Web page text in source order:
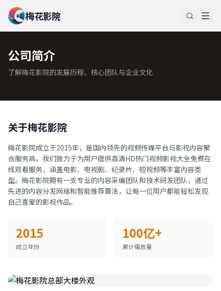
梅花影院
公司简介
了解梅花影院的发展历程、核心团队与企业文化
关于梅花影院
梅花影院成立于2015年，是国内领先的视频传媒平台与影视内容聚
合服务商。我们致力于为用户提供高清HD热门视频影视大全免费在
线观看服务，涵盖电影、电视剧、纪录片、短视频等丰富内容类
型。梅花影院拥有一支专业的内容采编团队和技术研发团队，通过
先进的内容分发网络和智能推荐算法，让每一位用户都能轻松发现
自己喜爱的影视作品。
2015
成立年份
100亿+
累计播放量